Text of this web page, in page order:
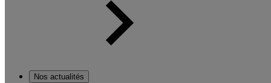
Nos actualités